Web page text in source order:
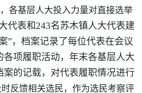
各基层人大投入力量对直接选举
代表和243名苏木镇人大代表建
”，档案记录了每位代表在会议
各项履职活动，年末各基层人大
案的记载，对代表履职情况进行
反馈相关选民，作为选民考察评